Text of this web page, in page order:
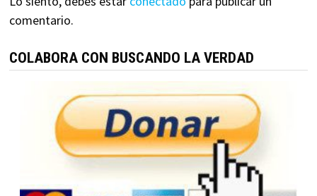
comentario.
COLABORA CON BUSCANDO LA VERDAD